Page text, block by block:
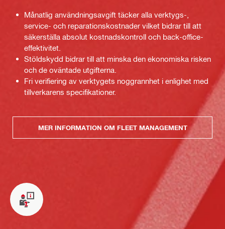
Månatlig användningsavgift täcker alla verktygs-,
service- och reparationskostnader vilket bidrar till att
säkerställa absolut kostnadskontroll och back-office-
effektivitet.
Stöldskydd bidrar till att minska den ekonomiska risken
och de oväntade utgifterna.
Fri verifiering av verktygets noggrannhet i enlighet med
tillverkarens specifikationer.
MER INFORMATION OM FLEET MANAGEMENT